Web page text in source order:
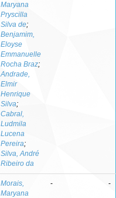
Maryana
Pryscilla
Silva de;
Benjamim,
Eloyse
Emmanuelle
Rocha Braz;
Andrade,
Elmir
Henrique
Silva;
Cabral,
Ludmila
Lucena
Pereira;
Silva, André
Ribeiro da
Morais,
Maryana
- -